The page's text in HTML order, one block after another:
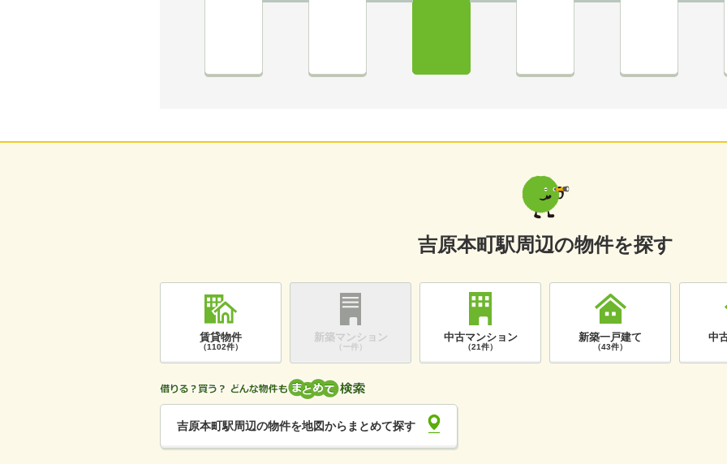
吉原本町駅周辺の物件を探す
賃貸物件
（1102件）
新築マンション
（ー件）
中古マンション
（21件）
新築一戸建て
（43件）
中
吉原本町駅周辺の物件を地図からまとめて探す